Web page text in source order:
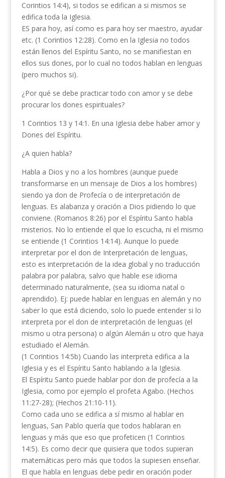
Corintios 14:4), si todos se edifican a si mismos se
edifica toda la Iglesia.
ES para hoy, así como es para hoy ser maestro, ayudar
etc. (1 Corintios 12:28). Como en la Iglesia no todos
están llenos del Espíritu Santo, no se manifiestan en
ellos sus dones, por lo cual no todos hablan en lenguas
(pero muchos si).
¿Por qué se debe practicar todo con amor y se debe
procurar los dones espirituales?
1 Corintios 13 y 14:1. En una Iglesia debe haber amor y
Dones del Espíritu.
¿A quien habla?
Habla a Dios y no a los hombres (aunque puede
transformarse en un mensaje de Dios a los hombres)
siendo ya don de Profecía o de interpretación de
lenguas. Es alabanza y oración a Dios pidiendo lo que
conviene. (Romanos 8:26) por el Espíritu Santo habla
misterios. No lo entiende el que lo escucha, ni el mismo
se entiende (1 Corintios 14:14). Aunque lo puede
interpretar por el don de Interpretación de lenguas,
esto es interpretación de la idea global y no traducción
palabra por palabra, salvo que hable ese idioma
determinado naturalmente, (sea su idioma natal o
aprendido). Ej: puede hablar en lenguas en alemán y no
saber lo que está diciendo, solo lo puede entender si lo
interpreta por el don de interpretación de lenguas (el
mismo u otra persona) o algún Alemán u otro que haya
estudiado el Alemán.
(1 Corintios 14:5b) Cuando las interpreta edifica a la
Iglesia y es el Espíritu Santo hablando a la Iglesia.
El Espíritu Santo puede hablar por don de profecía a la
Iglesia, como por ejemplo el profeta Agabo. (Hechos
11:27-28); (Hechos 21:10-11).
Como cada uno se edifica a sí mismo al hablar en
lenguas, San Pablo quería que todos hablaran en
lenguas y más que eso que profeticen (1 Corintios
14:5). Es como decir que quisiera que todos supieran
matemáticas pero más que todos la supiesen enseñar.
El que habla en lenguas debe pedir en oración poder